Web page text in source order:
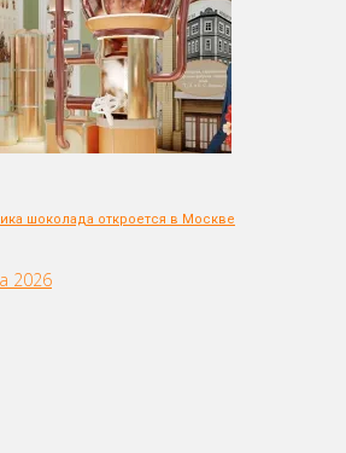
шоколада откроется в Москве
2026